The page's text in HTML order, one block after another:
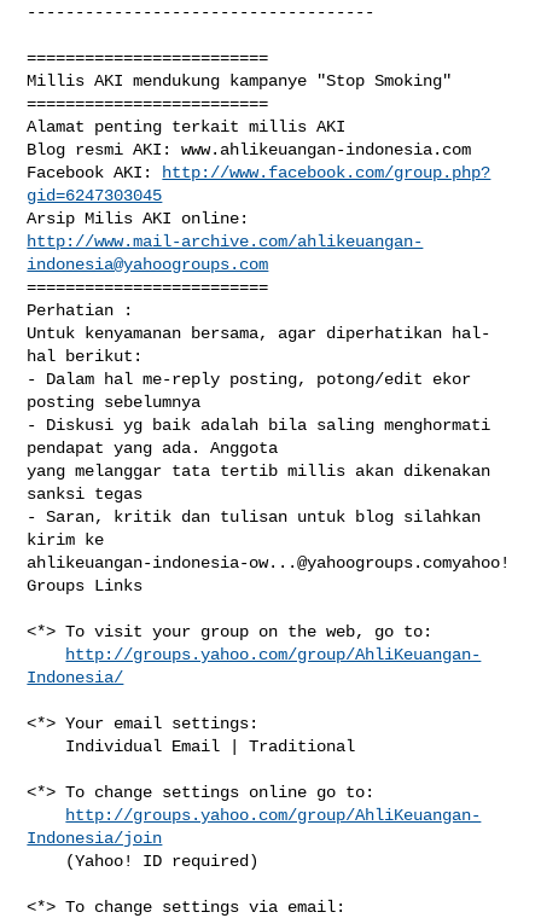
------------------------------------
=========================
Millis AKI mendukung kampanye "Stop Smoking"
=========================
Alamat penting terkait millis AKI
Blog resmi AKI: www.ahlikeuangan-indonesia.com
Facebook AKI:
http://www.facebook.com/group.php?
gid=6247303045
http://www.mail-archive.com/ahlikeuangan-
indonesia@yahoogroups.com
=========================
Perhatian :
Untuk kenyamanan bersama, agar diperhatikan hal-
hal berikut:
- Dalam hal me-reply posting, potong/edit ekor
posting sebelumnya
- Diskusi yg baik adalah bila saling menghormati
pendapat yang ada. Anggota
yang melanggar tata tertib millis akan dikenakan
sanksi tegas
- Saran, kritik dan tulisan untuk blog silahkan
ahlikeuangan-indonesia-ow...@yahoogroups.comyahoo!
Groups Links
<*> To visit your group on the web, go to:
http://groups.yahoo.com/group/AhliKeuangan-
Indonesia/
<*> Your email settings:
<*> To change settings online go to:
http://groups.yahoo.com/group/AhliKeuangan-
Indonesia/join
<*> To change settings via email: